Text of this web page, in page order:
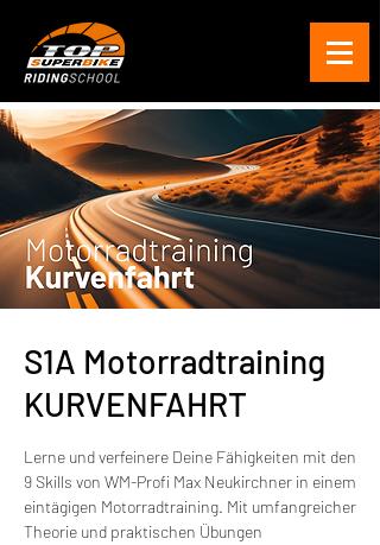
S1A Motorradtraining
KURVENFAHRT
Lerne und verfeinere Deine Fähigkeiten mit den
9 Skills von WM-Profi Max Neukirchner in einem
eintägigen Motorradtraining. Mit umfangreicher
Theorie und praktischen Übungen